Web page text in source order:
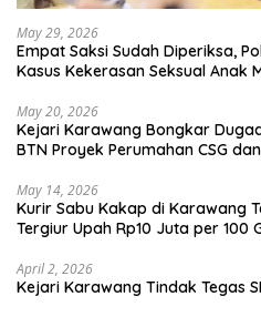
May 29, 2026
Empat Saksi Sudah Diperiksa,
Kasus Kekerasan Seksual Anak
May 20, 2026
Kejari Karawang Bongkar
BTN Proyek Perumahan CSG
May 14, 2026
Kurir Sabu Kakap di Karawang
Tergiur Upah Rp10 Juta per 100
April 2, 2026
Kejari Karawang Tindak Tegas